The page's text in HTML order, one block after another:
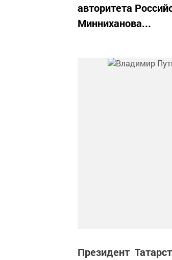
авторитета
Минниханова...
Президент